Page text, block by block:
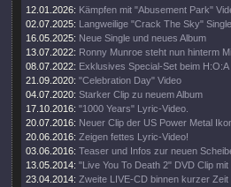
12.01.2026: Kämpfen mit "Abusement Park"
02.07.2025: Langweilige "Crack The Sky"
16.05.2025: Neue Single und neues Album
13.07.2022: Ronny Munroe steht nun hinterm
08.07.2022: Exklusives Special-Set beim H:O:A
21.09.2020: "Celebration Day" Video
04.07.2020: Starker Clip zu neuem Album
17.10.2016: "1000 Years" Lyric-Video.
20.07.2016: Neuer Clip der US Power Metal
20.06.2016: Zeigen fettes Lyric-Video!
03.06.2016: Teaser und Infos zur neuen
13.05.2014: "Live You To Death 2" DVD Clip
23.04.2014: Zweite LIVE-CD binnen kurzer Zeit